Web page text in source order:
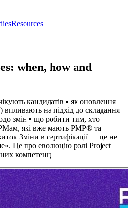
Resources
when, how and
кандидатів ▪ як оновлення
на підхід до складання
змін ▪ що робити тим, хто
РМам, які вже мають PMP® та
Зміни в сертифікації — це не
Це про еволюцію ролі Project
компетенц